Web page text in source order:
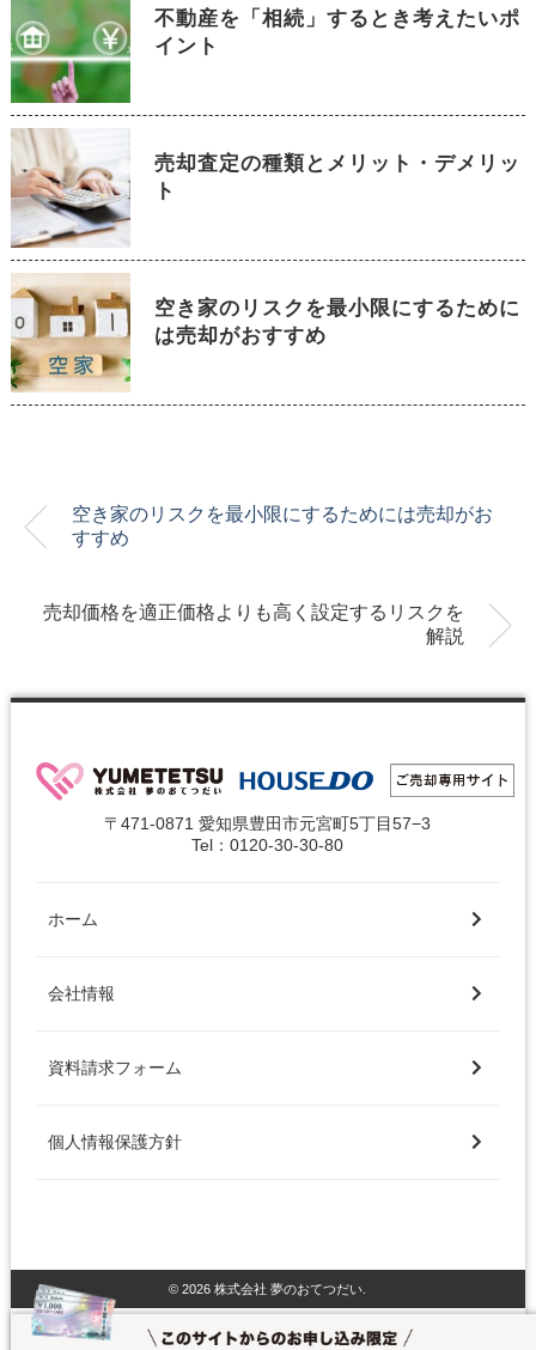
不動産を「相続」するとき考えたいポ
イント
売却査定の種類とメリット・デメリッ
ト
空き家のリスクを最小限にするために
は売却がおすすめ
空き家のリスクを最小限にするためには売却がお
すすめ
売却価格を適正価格よりも高く設定するリスクを
解説
〒471-0871 愛知県豊田市元宮町5丁目57−3
Tel：0120-30-30-80
ホーム
会社情報
資料請求フォーム
個人情報保護方針
© 2026 株式会社 夢のおてつだい.